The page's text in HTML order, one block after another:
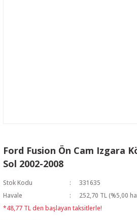
Ford Fusion Ön Cam Izgara
Sol 2002-2008
Stok Kodu
331635
Havale
252,70 TL (%5,00
*48,77 TL den başlayan taksitlerle!